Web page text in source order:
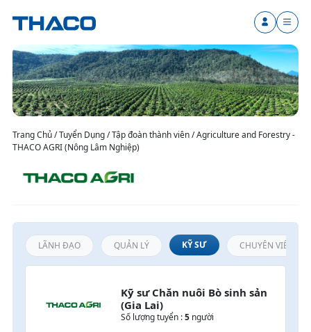
Trang Chủ / Tuyển Dụng / Tập đoàn thành viên / Agriculture and Forestry -
THACO AGRI (Nông Lâm Nghiệp)
LÃNH ĐẠO QUẢN LÝ KỸ SƯ CHUYÊN VIÊN /
Kỹ sư Chăn nuôi Bò sinh sản
(Gia Lai)
Số lượng tuyển :5người